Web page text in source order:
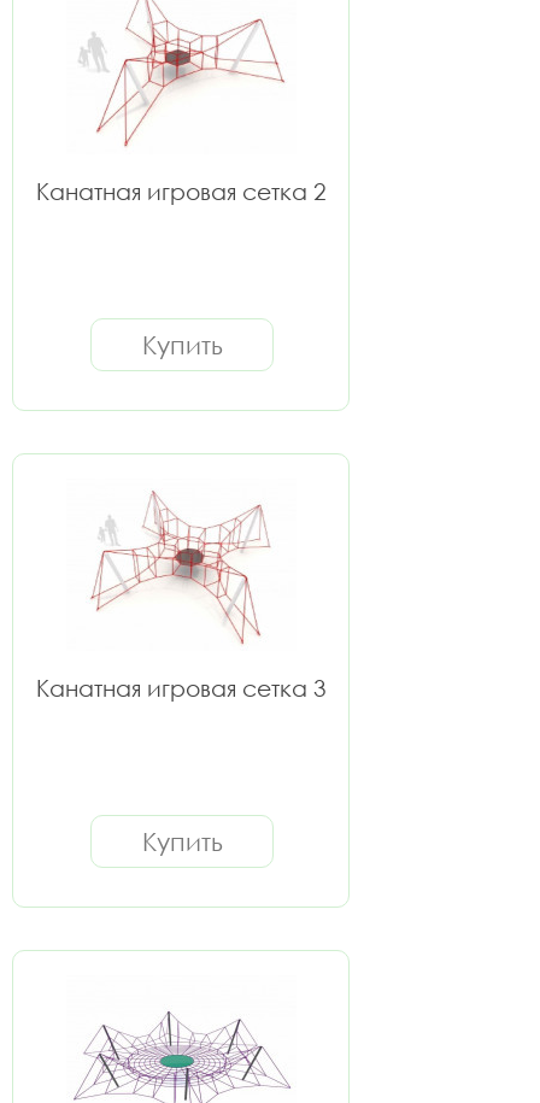
Канатная игровая сетка 2
Купить
Канатная игровая сетка 3
Купить